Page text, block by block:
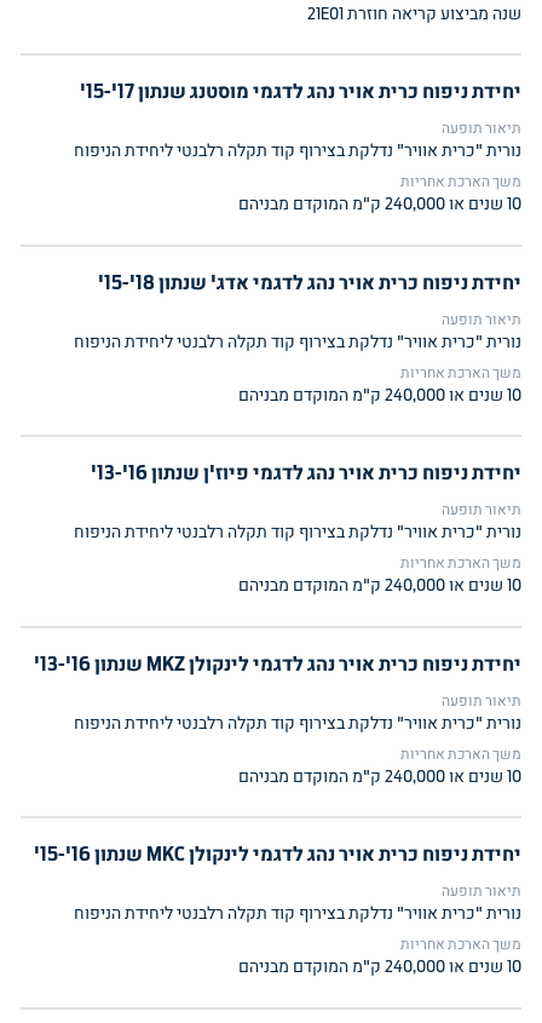
שנה מביצוע קריאה חוזרת 21E01
יחידת ניפוח כרית אויר נהג לדגמי מוסטנג שנתון 17'-15'
תיאור תופעה
נורית "כרית אוויר" נדלקת בצירוף קוד תקלה רלבנטי ליחידת הניפוח
משך הארכת אחריות
10 שנים או 240,000 ק"מ המוקדם מבניהם
יחידת ניפוח כרית אויר נהג לדגמי אדג' שנתון 18'-15'
תיאור תופעה
נורית "כרית אוויר" נדלקת בצירוף קוד תקלה רלבנטי ליחידת הניפוח
משך הארכת אחריות
10 שנים או 240,000 ק"מ המוקדם מבניהם
יחידת ניפוח כרית אויר נהג לדגמי פיוז'ן שנתון 16'-13'
תיאור תופעה
נורית "כרית אוויר" נדלקת בצירוף קוד תקלה רלבנטי ליחידת הניפוח
משך הארכת אחריות
10 שנים או 240,000 ק"מ המוקדם מבניהם
יחידת ניפוח כרית אויר נהג לדגמי לינקולן MKZ שנתון 16'-13'
תיאור תופעה
נורית "כרית אוויר" נדלקת בצירוף קוד תקלה רלבנטי ליחידת הניפוח
משך הארכת אחריות
10 שנים או 240,000 ק"מ המוקדם מבניהם
יחידת ניפוח כרית אויר נהג לדגמי לינקולן MKC שנתון 16'-15'
תיאור תופעה
נורית "כרית אוויר" נדלקת בצירוף קוד תקלה רלבנטי ליחידת הניפוח
משך הארכת אחריות
10 שנים או 240,000 ק"מ המוקדם מבניהם